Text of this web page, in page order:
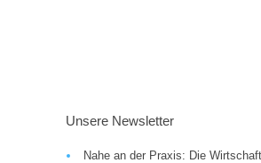
Unsere Newsletter
Nahe an der Praxis: Die